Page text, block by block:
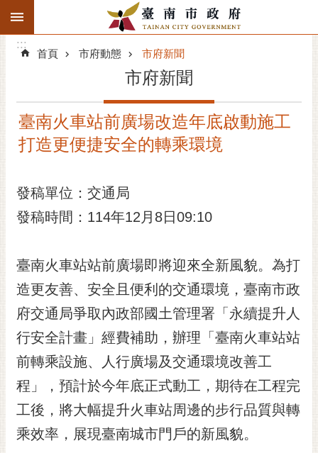
跳到主要內容區塊
搜
階
精彩府城
市府團隊
主題服務
市政資訊
市民互動
黃
偉
哲
螢
光
花
泉
:::
:::
首頁 市府動態 市府新聞
市府新聞
臺南火車站前廣場改造年底啟動施工
打造更便捷安全的轉乘環境
發稿單位：交通局
發稿時間：114年12月8日09:10
臺南火車站站前廣場即將迎來全新風貌。為打
造更友善、安全且便利的交通環境，臺南市政
府交通局爭取內政部國土管理署「永續提升人
行安全計畫」經費補助，辦理「臺南火車站站
前轉乘設施、人行廣場及交通環境改善工
程」，預計於今年底正式動工，期待在工程完
工後，將大幅提升火車站周邊的步行品質與轉
乘效率，展現臺南城市門戶的新風貌。